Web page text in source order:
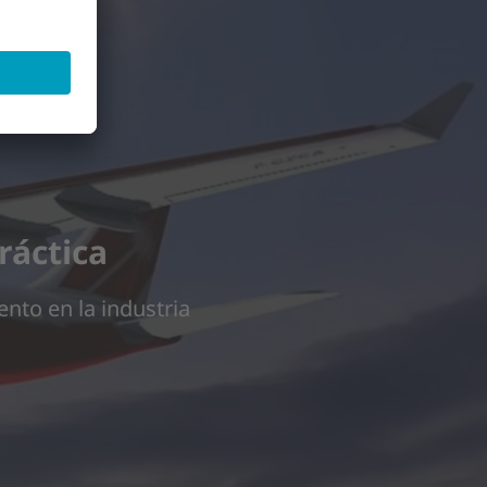
Video.
revise los detalles y acepte el servicio para ver este vídeo.
en la industria